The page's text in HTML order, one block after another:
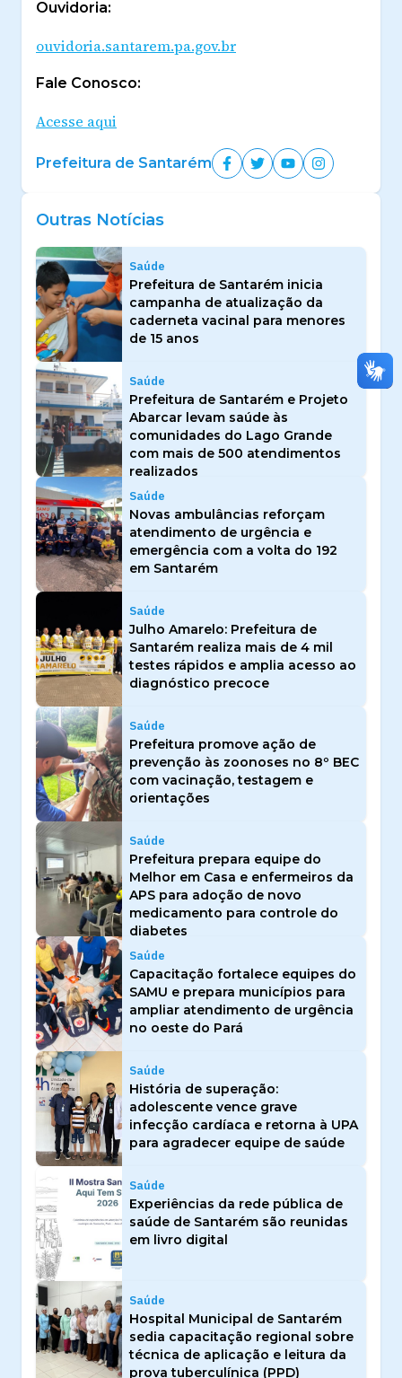
Ouvidoria:
ouvidoria.santarem.pa.gov.br
Fale Conosco:
Acesse aqui
Prefeitura de Santarém
Outras Notícias
Saúde
Prefeitura de Santarém inicia
campanha de atualização da
caderneta vacinal para menores
de 15 anos
Saúde
Prefeitura de Santarém e Projeto
Abarcar levam saúde às
comunidades do Lago Grande
com mais de 500 atendimentos
realizados
Saúde
Novas ambulâncias reforçam
atendimento de urgência e
emergência com a volta do 192
em Santarém
Saúde
Julho Amarelo: Prefeitura de
Santarém realiza mais de 4 mil
testes rápidos e amplia acesso ao
diagnóstico precoce
Saúde
Prefeitura promove ação de
prevenção às zoonoses no 8º BEC
com vacinação, testagem e
orientações
Saúde
Prefeitura prepara equipe do
Melhor em Casa e enfermeiros da
APS para adoção de novo
medicamento para controle do
diabetes
Saúde
Capacitação fortalece equipes do
SAMU e prepara municípios para
ampliar atendimento de urgência
no oeste do Pará
Saúde
História de superação:
adolescente vence grave
infecção cardíaca e retorna à UPA
para agradecer equipe de saúde
Saúde
Experiências da rede pública de
saúde de Santarém são reunidas
em livro digital
Saúde
Hospital Municipal de Santarém
sedia capacitação regional sobre
técnica de aplicação e leitura da
prova tuberculínica (PPD)